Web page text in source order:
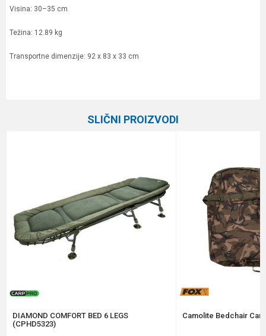
Visina: 30–35 cm
Težina: 12.89 kg
Transportne dimenzije: 92 x 83 x 33 cm
POŠALJI
SLIČNI PROIZVODI
DIAMOND COMFORT BED 6 LEGS
(CPHD5323)
Camolite Bedchair